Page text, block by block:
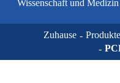
Wissenschaft und
Zuhause Produkte